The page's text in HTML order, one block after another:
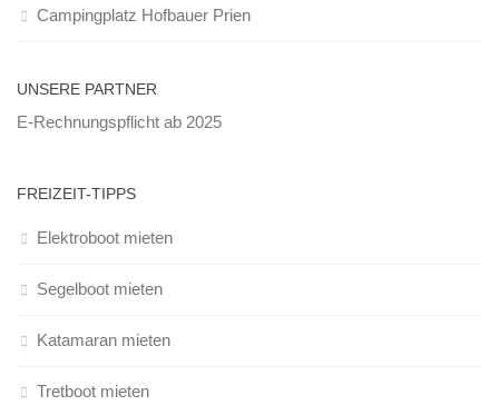
Campingplatz Hofbauer Prien
UNSERE PARTNER
E-Rechnungspflicht ab 2025
FREIZEIT-TIPPS
Elektroboot mieten
Segelboot mieten
Katamaran mieten
Tretboot mieten